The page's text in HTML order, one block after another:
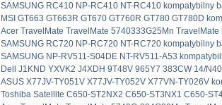
SAMSUNG RC410 NP-RC410 NT-RC410 kompatybilny
MSI GT663 GT663R GT670 GT760R GT780 GT780D
Acer TravelMate TravelMate 5740333G25Mn
SAMSUNG RC720 NP-RC720 NT-RC720 kompatybilny
SAMSUNG NP-RV511-S04DE NT-RV511-A53
Dell J1KND YXVK2 J4XDH 9T48V 965Y7 383CW 14/
ASUS X77JV-TY051V X77JV-TY052V X77VN-TY026V
Toshiba Satellite C650-ST2NX2 C650-ST3NX1 C650-